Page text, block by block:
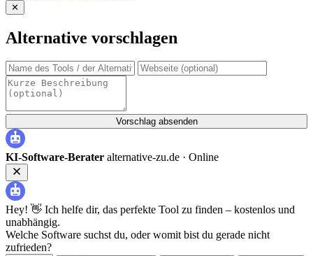
✕
Alternative vorschlagen
Vorschlag absenden
KI-Software-Berater alternative-zu.de · Online
Hey! 👋 Ich helfe dir, das perfekte Tool zu finden – kostenlos und
unabhängig.
Welche Software suchst du, oder womit bist du gerade nicht
zufrieden?